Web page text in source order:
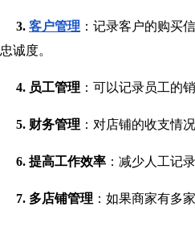
3. 客户管理 ：记录客户的购买
忠诚度。
4. 员工管理 ：可以记录员工的
5. 财务管理 ：对店铺的收支情
6. 提高工作效率 ：减少人工记
7. 多店铺管理 ：如果商家有多